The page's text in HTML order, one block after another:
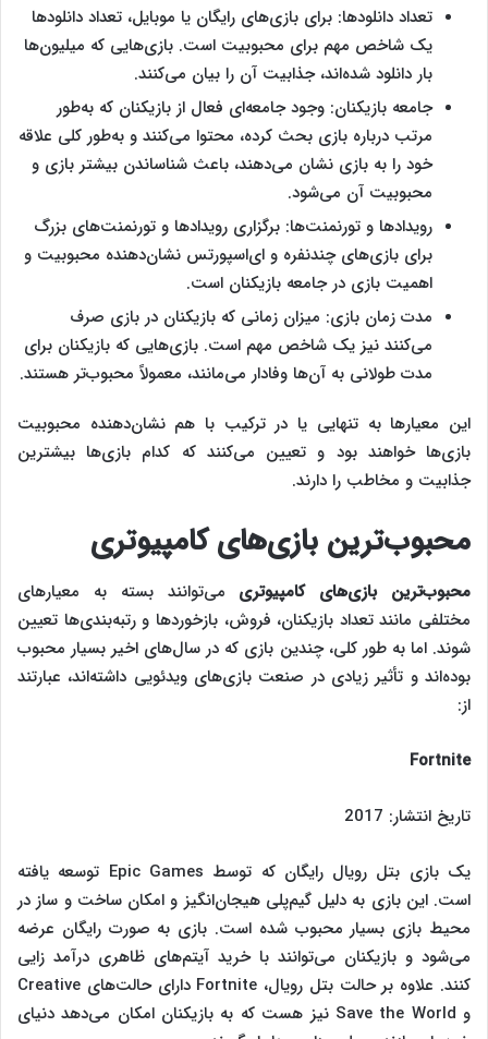
تعداد دانلودها: برای بازی‌های رایگان یا موبایل، تعداد دانلودها
یک شاخص مهم برای محبوبیت است. بازی‌هایی که میلیون‌ها
بار دانلود شده‌اند، جذابیت آن را بیان می‌کنند.
جامعه بازیکنان: وجود جامعه‌ای فعال از بازیکنان که به‌طور
مرتب درباره بازی بحث کرده، محتوا می‌کنند و به‌طور کلی علاقه
خود را به بازی نشان می‌دهند، باعث شناساندن بیشتر بازی و
محبوبیت آن می‌شود.
رویدادها و تورنمنت‌ها: برگزاری رویدادها و تورنمنت‌های بزرگ
برای بازی‌های چندنفره و ای‌اسپورتس نشان‌دهنده محبوبیت و
اهمیت بازی در جامعه بازیکنان است.
مدت زمان بازی: میزان زمانی که بازیکنان در بازی صرف
می‌کنند نیز یک شاخص مهم است. بازی‌هایی که بازیکنان برای
مدت طولانی به آن‌ها وفادار می‌مانند، معمولاً محبوب‌تر هستند.
این معیارها به تنهایی یا در ترکیب با هم نشان‌دهنده محبوبیت
بازی‌ها خواهند بود و تعیین می‌کنند که کدام بازی‌ها بیشترین
جذابیت و مخاطب را دارند.
محبوب‌ترین بازی‌های کامپیوتری
محبوب‌ترین بازی‌های کامپیوتری می‌توانند بسته به معیارهای
مختلفی مانند تعداد بازیکنان، فروش، بازخوردها و رتبه‌بندی‌ها تعیین
شوند. اما به طور کلی، چندین بازی که در سال‌های اخیر بسیار محبوب
بوده‌اند و تأثیر زیادی در صنعت بازی‌های ویدئویی داشته‌اند، عبارتند
از:
Fortnite
تاریخ انتشار: 2017
یک بازی بتل رویال رایگان که توسط Epic Games توسعه یافته
است. این بازی به دلیل گیم‌پلی هیجان‌انگیز و امکان ساخت و ساز در
محیط بازی بسیار محبوب شده است. بازی به صورت رایگان عرضه
می‌شود و بازیکنان می‌توانند با خرید آیتم‌های ظاهری درآمد زایی
کنند. علاوه بر حالت بتل رویال، Fortnite دارای حالت‌های Creative
و Save the World نیز هست که به بازیکنان امکان می‌دهد دنیای